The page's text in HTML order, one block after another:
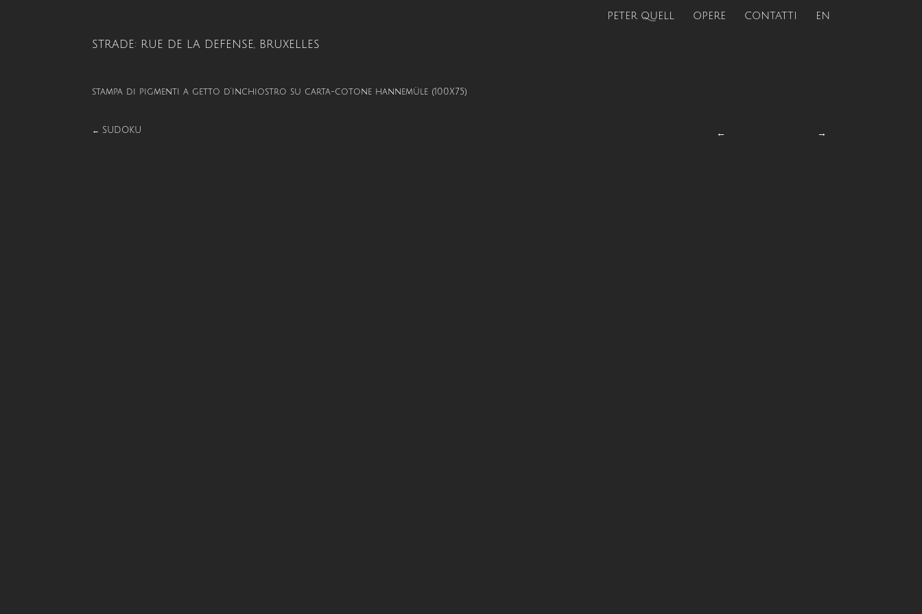
PETER QUELL OPERE CONTATTI EN
STRADE: RUE DE LA DEFENSE, BRUXELLES
stampa di pigmenti a getto d’inchiostro su carta-cotone hannemüle (100X75)
← SUDOKU ← →